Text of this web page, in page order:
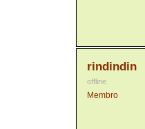
rindindin
offline
Membro